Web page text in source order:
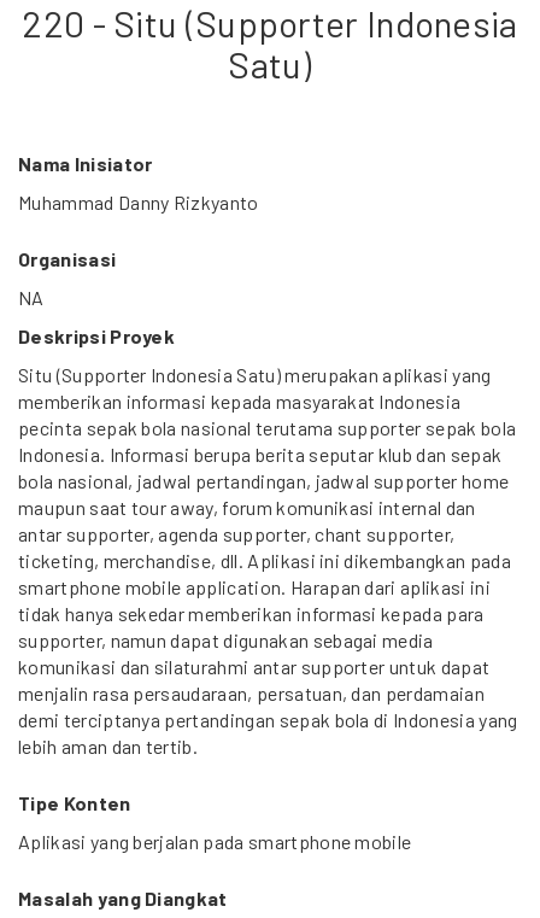
220 - Situ (Supporter Indonesia
Satu)
Nama Inisiator
Muhammad Danny Rizkyanto
Organisasi
NA
Deskripsi Proyek
Situ (Supporter Indonesia Satu) merupakan aplikasi yang
memberikan informasi kepada masyarakat Indonesia
pecinta sepak bola nasional terutama supporter sepak bola
Indonesia. Informasi berupa berita seputar klub dan sepak
bola nasional, jadwal pertandingan, jadwal supporter home
maupun saat tour away, forum komunikasi internal dan
antar supporter, agenda supporter, chant supporter,
ticketing, merchandise, dll. Aplikasi ini dikembangkan pada
smartphone mobile application. Harapan dari aplikasi ini
tidak hanya sekedar memberikan informasi kepada para
supporter, namun dapat digunakan sebagai media
komunikasi dan silaturahmi antar supporter untuk dapat
menjalin rasa persaudaraan, persatuan, dan perdamaian
demi terciptanya pertandingan sepak bola di Indonesia yang
lebih aman dan tertib.
Tipe Konten
Aplikasi yang berjalan pada smartphone mobile
Masalah yang Diangkat